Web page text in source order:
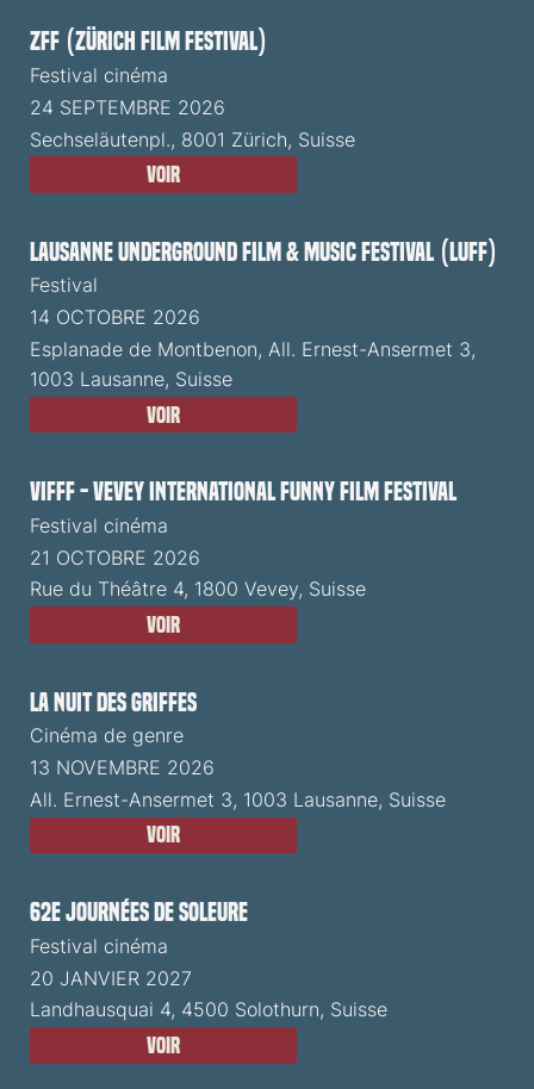
ZFF (Zürich Film Festival)
Festival cinéma
24 SEPTEMBRE 2026
Sechseläutenpl., 8001 Zürich, Suisse
Voir
Lausanne Underground Film & Music Festival (LUFF)
Festival
14 OCTOBRE 2026
Esplanade de Montbenon, All. Ernest-Ansermet 3,
1003 Lausanne, Suisse
Voir
VIFFF - Vevey International Funny Film Festival
Festival cinéma
21 OCTOBRE 2026
Rue du Théâtre 4, 1800 Vevey, Suisse
Voir
La Nuit des Griffes
Cinéma de genre
13 NOVEMBRE 2026
All. Ernest-Ansermet 3, 1003 Lausanne, Suisse
Voir
62e Journées de Soleure
Festival cinéma
20 JANVIER 2027
Landhausquai 4, 4500 Solothurn, Suisse
Voir